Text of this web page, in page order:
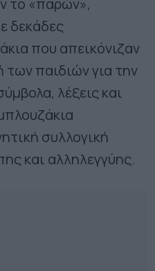
το «παρών»,
δεκάδες
που απεικόνιζαν
παιδιών για την
λέξεις και
συλλογική
και αλληλεγγύης.